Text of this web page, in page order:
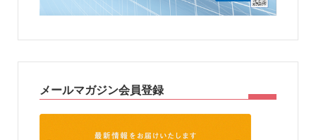
メールマガジン会員登録